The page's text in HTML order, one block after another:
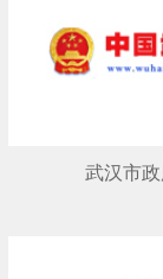
武汉市